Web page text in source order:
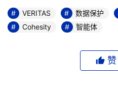
维护三条并行通路，资源投入
边缘、云、数据中心，处理延
以统一治理与优化等。
Cohesity的核心策略是构建一
时、备份和归档数据的一体化
VERITAS 数据保护
Cohesity
智能体
赞